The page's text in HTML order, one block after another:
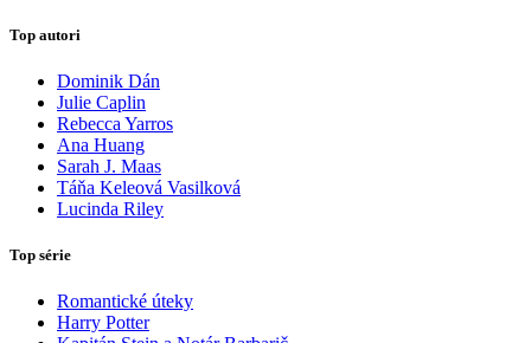
Top autori
Dominik Dán
Julie Caplin
Rebecca Yarros
Ana Huang
Sarah J. Maas
Táňa Keleová Vasilková
Lucinda Riley
Top série
Romantické úteky
Harry Potter